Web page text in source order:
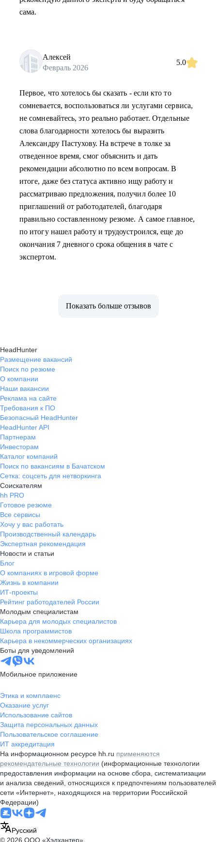
сама.
Алексей
Февраль 2026
5.0
Первое, что хотелось бы сказать - если кто то
сомневается, воспользоваться ли услугами сервиса,
не сомневайтесь, это реально работает. Отдельные
слова благодарности хотелось бы выразить
Александру Пастухову. На встрече в толке за
отведенное время, смог объяснить и дать
рекомендации абсолютно по всем вопросам. В
итоге, даже без статуса активно ищу работу и
рассматриваю предложения, получил более 10
приглашений от работодателей, благодаря
правильно составленному резюме. А самое главное,
по итогу нашел работу и трудоустроился, еще до
окончания 7 дневного срока общения в чате с
экспертом.
Показать больше отзывов
HeadHunter
Размещение вакансий
Поиск по резюме
О компании
Наши вакансии
Реклама на сайте
Требования к ПО
Безопасный HeadHunter
HeadHunter API
Партнерам
Инвесторам
Каталог компаний
Поиск по вакансиям в Бачатском
Сетка: соцсеть для нетворкинга
Соискателям
hh PRO
Готовое резюме
Все сервисы
Хочу у вас работать
Производственный календарь
Экспертная рекомендация
Новости и статьи
Блог
О компаниях в игровой форме
Жизнь в компании
ИТ-проекты
Рейтинг работодателей России
Молодым специалистам
Карьера для молодых специалистов
Школа программистов
Карьера в некоммерческих организациях
Боты для уведомлений
Мобильное приложение
Этика и комплаенс
Оказание услуг
Использование сайтов
Защита персональных данных
Пользовательское соглашение
ИТ аккредитация
На информационном ресурсе hh.ru применяются
рекомендательные технологии (информационные технологии
предоставления информации на основе сбора, систематизации
и анализа сведений, относящихся к предпочтениям пользователей
сети «Интернет», находящихся на территории Российской
Федерации)
Русский
© 2026 ООО «Хэдхантер»